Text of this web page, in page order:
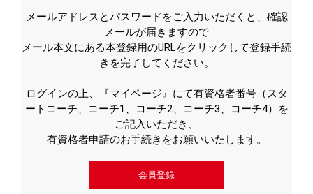
メールアドレスとパスワードをご入力いただくと、確認
メールが届きますので
メール本文にある本登録用のURLをクリックして登録手続
きを完了してください。
ログインの上、『マイページ』にて有資格者番号（スタ
ートコーチ、コーチ1、コーチ2、コーチ3、コーチ4）を
ご記入いただき、
有資格者申請のお手続きをお願いいたします。
会員登録